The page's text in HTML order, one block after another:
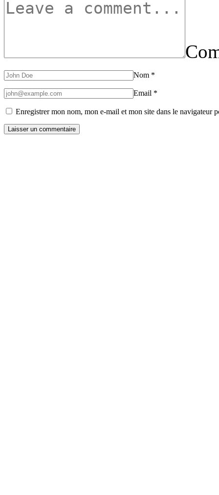
Nom *
Email *
Enregistrer mon nom, mon e-mail et mon site dans le navigateur